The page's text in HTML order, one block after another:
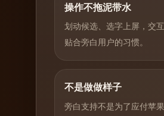
操作不拖泥带水
划动候选、选字上屏，交
贴合旁白用户的习惯。
不是做做样子
旁白支持不是为了应付苹